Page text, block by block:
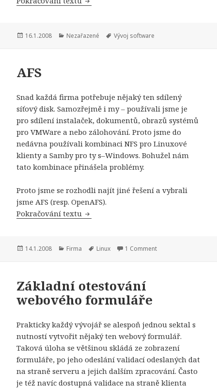
Publikováno:
16.1.2008 Rubriky:
Nezařazené Štítky:
Vývoj software
AFS
Snad každá firma potřebuje nějaký ten sdílený
síťový disk. Samozřejmě i my – používali jsme je
pro sdílení instalaček, dokumentů, obrazů systémů
pro VMWare a nebo zálohování. Proto jsme do
nedávna používali kombinaci NFS pro Linuxové
klienty a Samby pro ty s–Windows. Bohužel nám
tato kombinace přinášela problémy.
Proto jsme se rozhodli najít jiné řešení a vybrali
jsme AFS (resp. OpenAFS).
Pokračování textu AFS
Publikováno:
14.1.2008 Rubriky:
Firma Štítky:
Linux 1 Comment
Základní otestování
webového formuláře
Prakticky každý vývojář se alespoň jednou sektal s
nutností vytvořit nějaký ten webový formulář.
Taková úloha se většinou skládá ze zobrazení
formuláře, po jeho odeslání validací odeslaných dat
na straně serveru a jejich dalším zpracování. Často
je též navíc dostupná validace na straně klienta